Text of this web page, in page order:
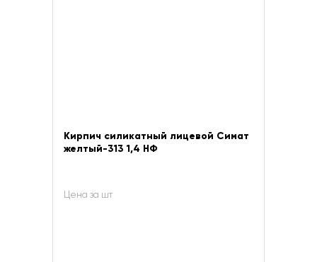
Кирпич силикатный лицевой Симат
желтый-313 1,4 НФ
Цена за шт